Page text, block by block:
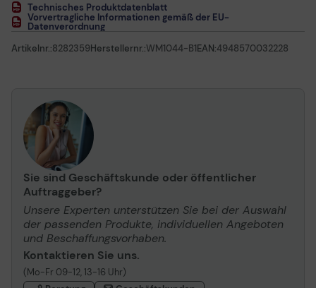
Technisches Produktdatenblatt
Vorvertragliche Informationen gemäß der EU-
Datenverordnung
Artikelnr.:8282359Herstellernr.:WM1044-B1EAN:4948570032228
Sie sind Geschäftskunde oder öffentlicher
Auftraggeber?
Unsere Experten unterstützen Sie bei der Auswahl
der passenden Produkte, individuellen Angeboten
und Beschaffungsvorhaben.
Kontaktieren Sie uns.
(Mo-Fr 09-12, 13-16 Uhr)